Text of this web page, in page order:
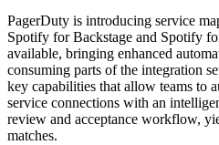
PagerDuty is introducing service
Spotify for Backstage and Spotify
available, bringing enhanced
consuming parts of the integration
key capabilities that allow teams to
service connections with an
review and acceptance workflow,
matches.